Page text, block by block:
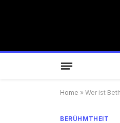
Home » Wer ist
BERÜHMTHEIT